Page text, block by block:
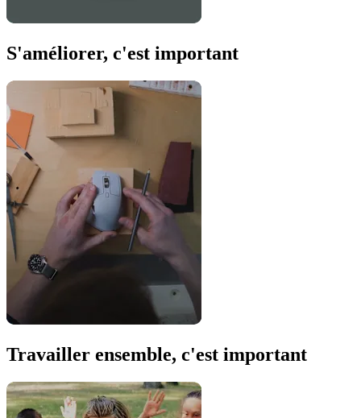
S'améliorer, c'est important
Travailler ensemble, c'est important